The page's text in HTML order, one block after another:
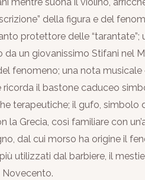
della figura e del
protettore delle “tarantate”;
un giovanissimo Stifani nel
fenomeno; una nota musicale
il bastone caduceo
terapeutiche; il gufo, simbolo
la Grecia, così familiare con
dal cui morso ha origine il
utilizzati dal barbiere, il